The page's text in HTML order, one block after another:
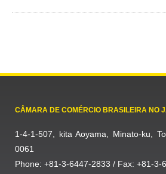
CÂMARA DE COMÉRCIO BRASILEIRA NO
1-4-1-507, kita Aoyama, Minato-ku,
0061
Phone: +81-3-6447-2833 / Fax: +81-3-